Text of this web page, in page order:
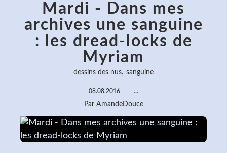
Mardi - Dans mes
archives une sanguine
: les dread-locks de
Myriam
dessins des nus, sanguine
08.08.2016 …
Par AmandeDouce